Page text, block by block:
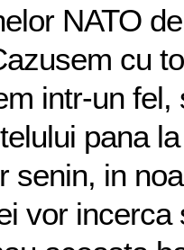
NATO
cu
intr-un fel,
pana
senin, in
vor